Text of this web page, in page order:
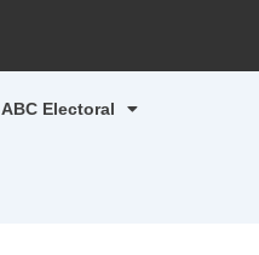
ABC Electoral